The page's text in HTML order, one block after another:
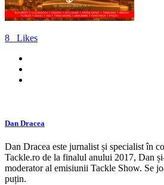
8 Likes
Dan Dracea
Dan Dracea este jurnalist și specialist în
Tackle.ro de la finalul anului 2017, Dan
moderator al emisiunii Tackle Show. Se
puțin.